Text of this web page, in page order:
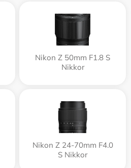
Nikon Z 50mm F1.8 S
Nikkor
Nikon Z 24-70mm F4.0
S Nikkor